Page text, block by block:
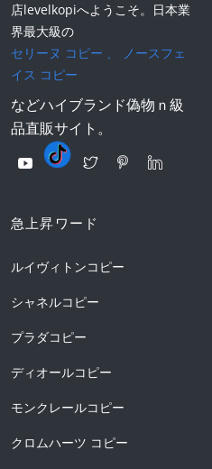
店levelkopiへようこそ。日本業
界最大級の
セリーヌ コピー 、
ノースフェ
イス コピー
などハイブランド偽物ｎ級
品直販サイト。
急上昇ワード
ルイヴィトンコピー
シャネルコピー
プラダコピー
ディオールコピー
モンクレールコピー
クロムハーツ コピー